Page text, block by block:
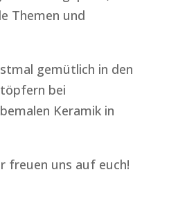
Themen und
gemütlich in den
bei
Keramik in
freuen uns auf euch!